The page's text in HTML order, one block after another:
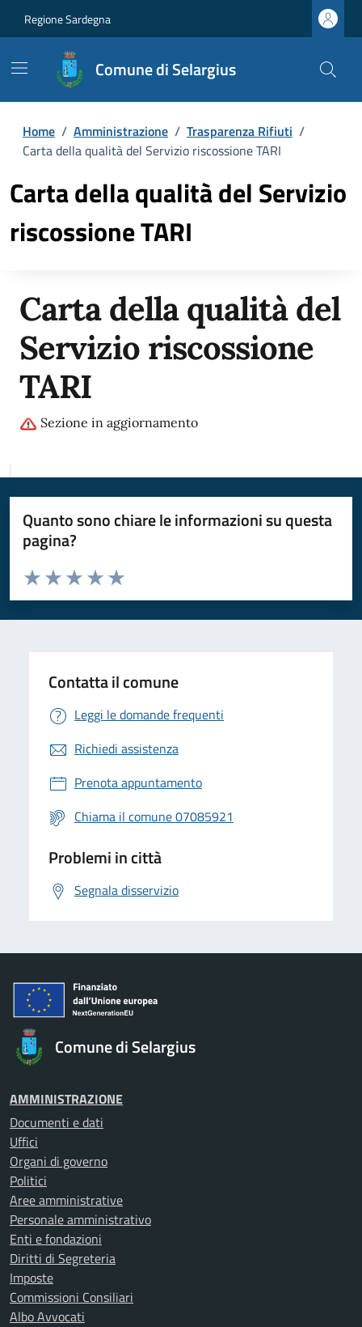
Regione Sardegna
Comune di Selargius
Home / Amministrazione / Trasparenza Rifiuti /
Carta della qualità del Servizio riscossione TARI
Carta della qualità del Servizio
riscossione TARI
Carta della qualità del
Servizio riscossione
TARI
Sezione in aggiornamento
Quanto sono chiare le informazioni su questa
pagina?
Valuta da 1 a 5 stelle la pagina
Valuta 5 stelle su 5
Valuta 4 stelle su 5
Valuta 3 stelle su 5
Valuta 2 stelle su 5
Valuta 1 stelle su 5
Contatta il comune
Leggi le domande frequenti
Richiedi assistenza
Prenota appuntamento
Chiama il comune 07085921
Problemi in città
Segnala disservizio
Comune di Selargius
AMMINISTRAZIONE
Documenti e dati
Uffici
Organi di governo
Politici
Aree amministrative
Personale amministrativo
Enti e fondazioni
Diritti di Segreteria
Imposte
Commissioni Consiliari
Albo Avvocati